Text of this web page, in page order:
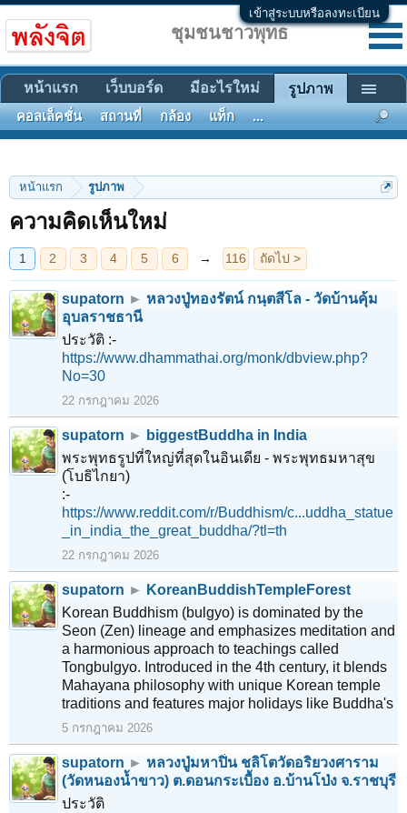
เข้าสู่ระบบหรือลงทะเบียน
หน้าแรก รูปภาพ
ความคิดเห็นใหม่
2 3 4 5 6 →
supatorn ► หลวงปู่ทองรัตน์ กนฺตสีโล - วัดบ้านคุ้ม
อุบลราชธานี
ประวัติ :-
https://www.dhammathai.org/monk/dbview.php?
No=30
22 กรกฎาคม 2026
supatorn ► biggestBuddha in India
พระพุทธรูปที่ใหญ่ที่สุดในอินเดีย - พระพุทธมหาสุข
(โบธิไกยา)
:-
https://www.reddit.com/r/Buddhism/c...uddha_statue
_in_india_the_great_buddha/?tl=th
22 กรกฎาคม 2026
supatorn ► KoreanBuddishTempleForest
Korean Buddhism (bulgyo) is dominated by the
Seon (Zen) lineage and emphasizes meditation and
a harmonious approach to teachings called
Tongbulgyo. Introduced in the 4th century, it blends
Mahayana philosophy with unique Korean temple
traditions and features major holidays like Buddha's
5 กรกฎาคม 2026
supatorn ► หลวงปู่มหาปิ่น ชลิโตวัดอริยวงศาราม
(วัดหนองน้ำขาว) ต.ดอนกระเบื้อง อ.บ้านโป่ง จ.ราชบุรี
ประวัติ
ชุมชนชาวพุทธ
หน้าแรก เว็บบอร์ด มีอะไรใหม่ รูปภาพ
คอลเล็คชั่น สถานที่ กล้อง แท็ก ...